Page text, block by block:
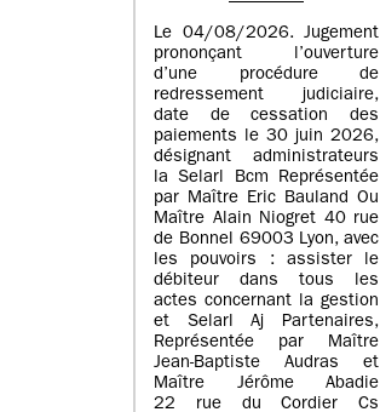
Le 04/08/2026. Jugement
prononçant l’ouverture
d’une procédure de
redressement judiciaire,
date de cessation des
paiements le 30 juin 2026,
désignant administrateurs
la Selarl Bcm Représentée
par Maître Eric Bauland Ou
Maître Alain Niogret 40 rue
de Bonnel 69003 Lyon, avec
les pouvoirs : assister le
débiteur dans tous les
actes concernant la gestion
et Selarl Aj Partenaires,
Représentée par Maître
Jean-Baptiste Audras et
Maître Jérôme Abadie
22 rue du Cordier Cs